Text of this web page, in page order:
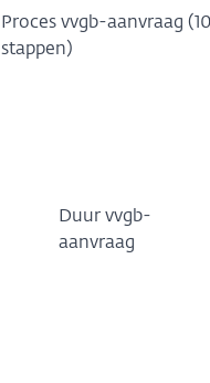
Proces vvgb-aanvraag
stappen)
Duur vvgb-
aanvraag